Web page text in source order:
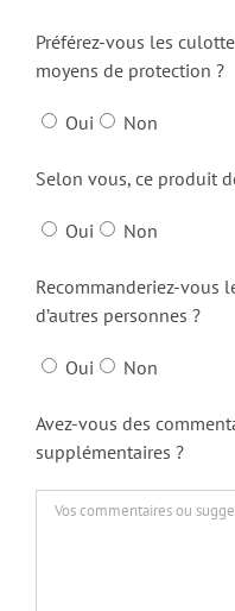
Préférez-vous les
moyens de protection ?
Oui Non
Selon vous, ce produit
Oui Non
Recommanderiez-vous
d’autres personnes ?
Oui Non
Avez-vous des
supplémentaires ?